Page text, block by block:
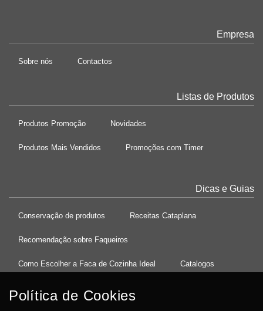
Empresa
Sobre nós Contactos
Listas de Produtos
Produtos Promoção Novidades
Produtos Mais Vendidos Promoções com Timer
Dicas e Guias
Conservação de produtos Receitas Cataplana
Recomendação sobre Faqueiros
Como Escolher a Faca de Cozinha Ideal Catalogos
Política de Cookies